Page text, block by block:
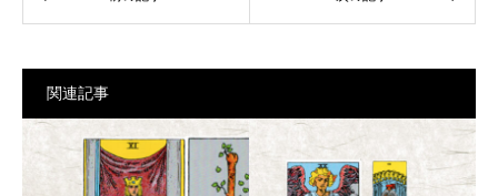
関連記事